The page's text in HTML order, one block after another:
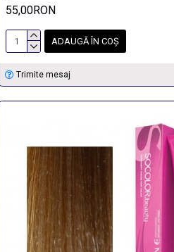
55,00RON
ADAUGĂ ÎN COŞ
Trimite mesaj